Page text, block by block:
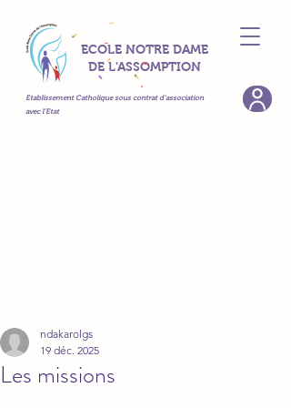
ECOLE NOTRE DAME
DE L'ASSOMPTION
Etablissement Catholique sous contrat d’association
avec l’Etat
Les missions
ndakarolgs
19 déc. 2025